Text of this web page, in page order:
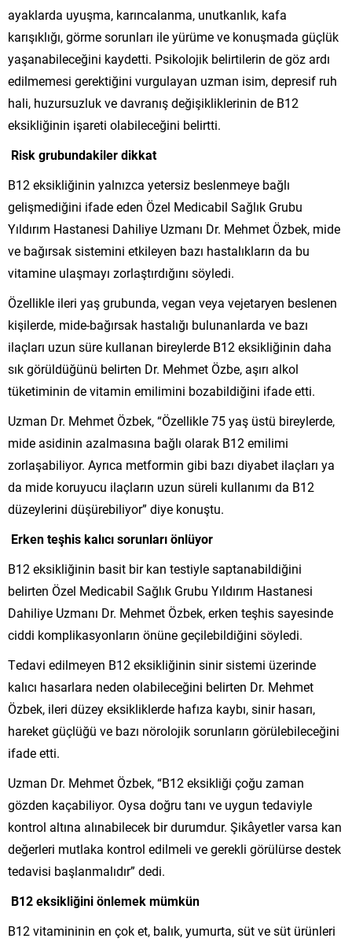
ayaklarda uyuşma, karıncalanma, unutkanlık, kafa
karışıklığı, görme sorunları ile yürüme ve konuşmada güçlük
yaşanabileceğini kaydetti. Psikolojik belirtilerin de göz ardı
edilmemesi gerektiğini vurgulayan uzman isim, depresif ruh
hali, huzursuzluk ve davranış değişikliklerinin de B12
eksikliğinin işareti olabileceğini belirtti.
Risk grubundakiler dikkat
B12 eksikliğinin yalnızca yetersiz beslenmeye bağlı
gelişmediğini ifade eden Özel Medicabil Sağlık Grubu
Yıldırım Hastanesi Dahiliye Uzmanı Dr. Mehmet Özbek, mide
ve bağırsak sistemini etkileyen bazı hastalıkların da bu
vitamine ulaşmayı zorlaştırdığını söyledi.
Özellikle ileri yaş grubunda, vegan veya vejetaryen beslenen
kişilerde, mide-bağırsak hastalığı bulunanlarda ve bazı
ilaçları uzun süre kullanan bireylerde B12 eksikliğinin daha
sık görüldüğünü belirten Dr. Mehmet Özbe, aşırı alkol
tüketiminin de vitamin emilimini bozabildiğini ifade etti.
Uzman Dr. Mehmet Özbek, “Özellikle 75 yaş üstü bireylerde,
mide asidinin azalmasına bağlı olarak B12 emilimi
zorlaşabiliyor. Ayrıca metformin gibi bazı diyabet ilaçları ya
da mide koruyucu ilaçların uzun süreli kullanımı da B12
düzeylerini düşürebiliyor” diye konuştu.
Erken teşhis kalıcı sorunları önlüyor
B12 eksikliğinin basit bir kan testiyle saptanabildiğini
belirten Özel Medicabil Sağlık Grubu Yıldırım Hastanesi
Dahiliye Uzmanı Dr. Mehmet Özbek, erken teşhis sayesinde
ciddi komplikasyonların önüne geçilebildiğini söyledi.
Tedavi edilmeyen B12 eksikliğinin sinir sistemi üzerinde
kalıcı hasarlara neden olabileceğini belirten Dr. Mehmet
Özbek, ileri düzey eksikliklerde hafıza kaybı, sinir hasarı,
hareket güçlüğü ve bazı nörolojik sorunların görülebileceğini
ifade etti.
Uzman Dr. Mehmet Özbek, “B12 eksikliği çoğu zaman
gözden kaçabiliyor. Oysa doğru tanı ve uygun tedaviyle
kontrol altına alınabilecek bir durumdur. Şikâyetler varsa kan
değerleri mutlaka kontrol edilmeli ve gerekli görülürse destek
tedavisi başlanmalıdır” dedi.
B12 eksikliğini önlemek mümkün
B12 vitamininin en çok et, balık, yumurta, süt ve süt ürünleri